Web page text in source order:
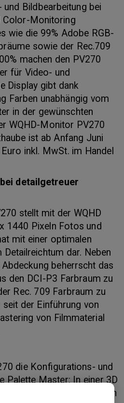
Bildbearbeitung bei
Color-Monitoring
wie die 99% Adobe RGB-
sowie der Rec.709
machen den PV270
für Video- und
Display gibt dank
Farben unabhängig vom
in der gewünschten
WQHD-Monitor PV270
ist ab Anfang Juni
inkl. MwSt. im Handel
detailgetreuer
stellt mit der WQHD
1440 Pixeln Fotos und
mit einer optimalen
Detailreichtum dar. Neben
beherrscht das
den DCI-P3 Farbraum zu
Rec. 709 Farbraum zu
der Einführung von
von Filmmaterial
die Konfigurations- und
Palette Master: In einer 3D
mit 14 Bit Farbtiefe können